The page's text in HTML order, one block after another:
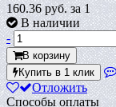
160.36 руб.за 1
В наличии
-
В корзину
Купить в 1 клик
Отложить
Способы оплаты